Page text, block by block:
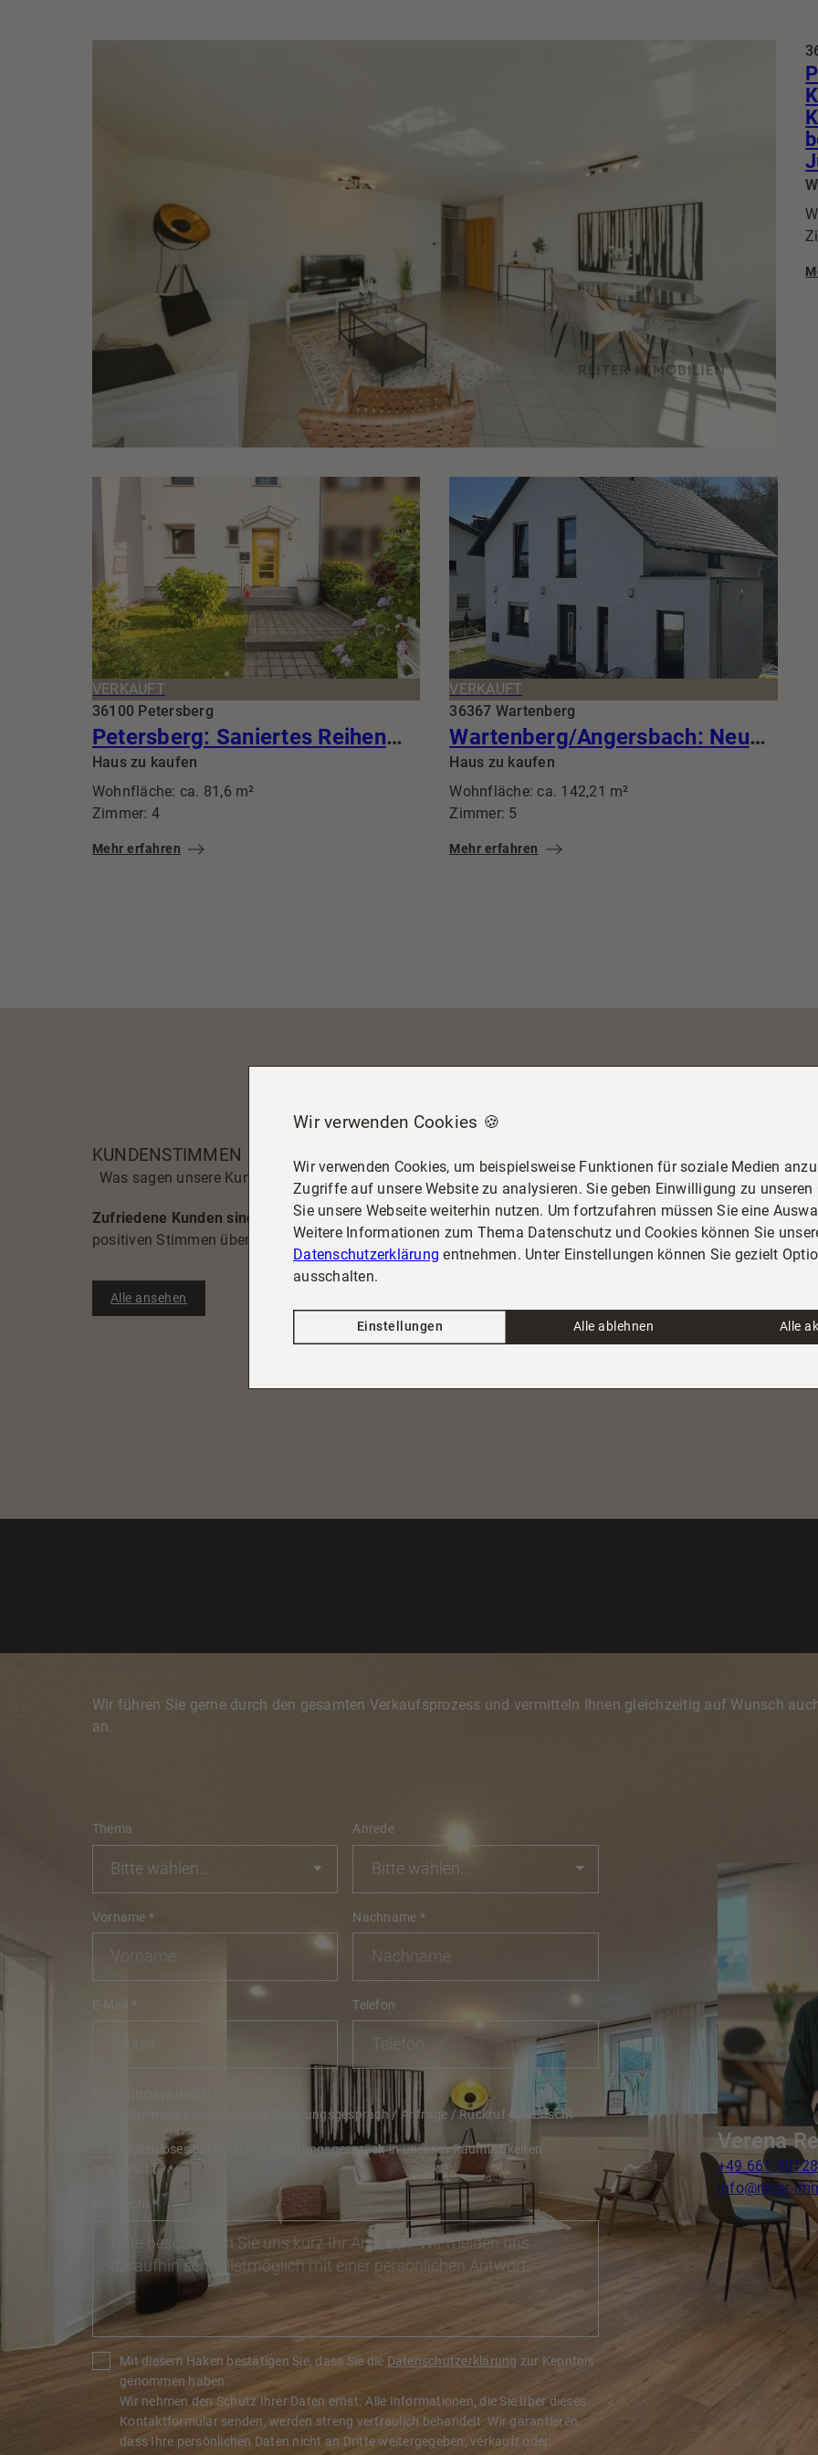
VERKAUFT
36100 Petersberg
Petersberg: Saniertes Reihenmittelhaus mit Garten-Paradies, Süd-Terrasse, Garage & Ausbaureserve
Haus zu kaufen
Wohnfläche: ca. 81,6 m²
Zimmer: 4
Mehr erfahren
VERKAUFT
36367 Wartenberg
Wartenberg/Angersbach: Neubau-Frust? Hier nicht! Sofort einziehen im KfW 40 Juwel aus 2022
Haus zu kaufen
Wohnfläche: ca. 142,21 m²
Zimmer: 5
Mehr erfahren
KUNDENSTIMMEN
Was sagen unsere Kunden
Zufriedene Kunden sind unsere beste Werbung!Hier finden Sie Bewertungen unserer Kunden und unsere
positiven Stimmen überzeugen und erfahren Sie mehr über unsere Leistungen aus erster Hand.
Alle ansehen
Wir führen Sie gerne durch den gesamten Verkaufsprozess und vermitteln Ihnen gleichzeitig auf Wunsch
an.
Thema Anrede
Vorname * Nachname *
E-Mail * Telefon
allgemeines telefonisches Beratungsgespräch / Anfrage / Rückruf gewünscht
kostenloses persönliches Beratungsgespräch in unseren Räumlichkeiten
gewünscht
Nachricht*
Mit diesem Haken bestätigen Sie, dass Sie die Datenschutzerklärung zur Kenntnis
genommen haben.
Wir nehmen den Schutz Ihrer Daten ernst. Alle Informationen, die Sie über dieses
Kontaktformular senden, werden streng vertraulich behandelt. Wir garantieren,
dass Ihre persönlichen Daten nicht an Dritte weitergegeben, verkauft oder
Verena
+49 661
info@reiter-
Wir verwenden Cookies 🍪
Wir verwenden Cookies, um beispielsweise Funktionen für soziale Medien
Zugriffe auf unsere Website zu analysieren. Sie geben Einwilligung zu unseren
Sie unsere Webseite weiterhin nutzen. Um fortzufahren müssen Sie eine
Weitere Informationen zum Thema Datenschutz und Cookies können Sie
Datenschutzerklärung entnehmen. Unter Einstellungen können Sie gezielt
ausschalten.
Einstellungen Alle ablehnen Alle